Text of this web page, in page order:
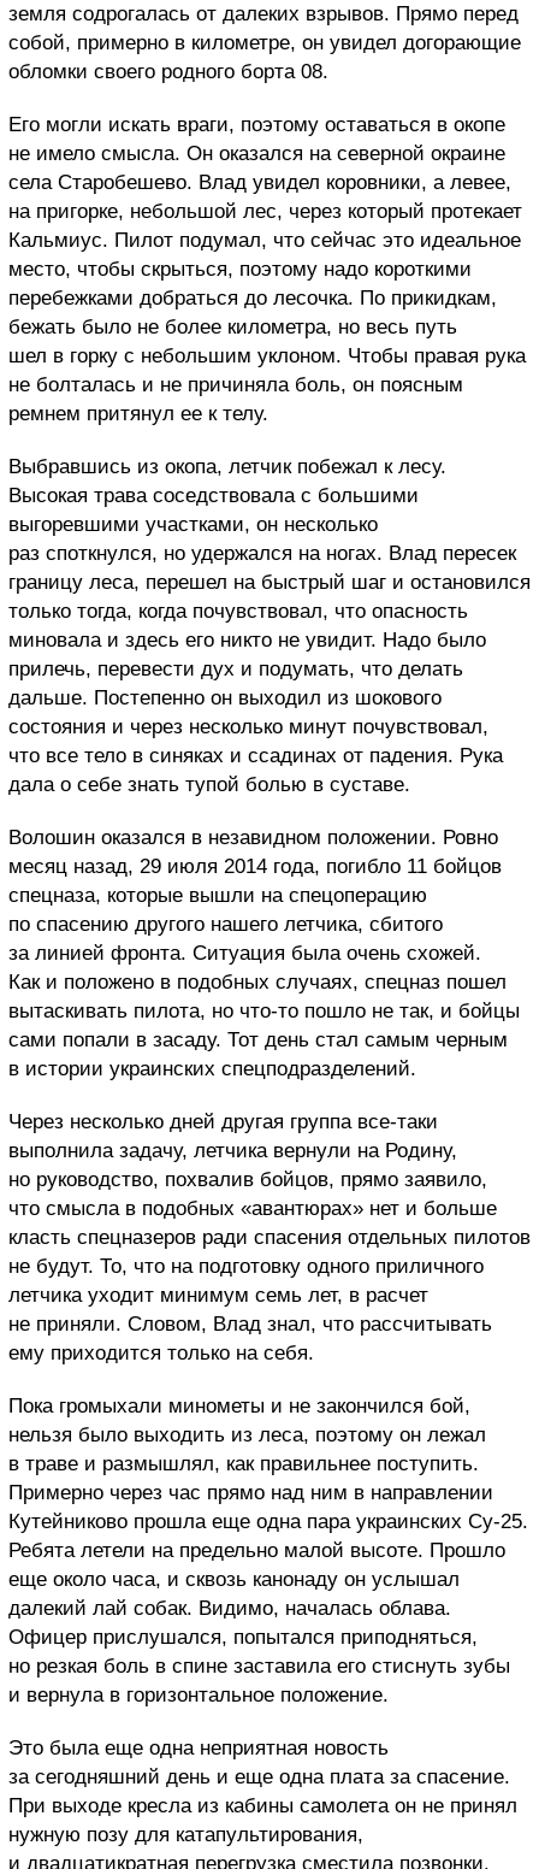
земля содрогалась от далеких взрывов. Прямо перед
собой, примерно в километре, он увидел догорающие
обломки своего родного борта 08.
Его могли искать враги, поэтому оставаться в окопе
не имело смысла. Он оказался на северной окраине
села Старобешево. Влад увидел коровники, а левее,
на пригорке, небольшой лес, через который протекает
Кальмиус. Пилот подумал, что сейчас это идеальное
место, чтобы скрыться, поэтому надо короткими
перебежками добраться до лесочка. По прикидкам,
бежать было не более километра, но весь путь
шел в горку с небольшим уклоном. Чтобы правая рука
не болталась и не причиняла боль, он поясным
ремнем притянул ее к телу.
Выбравшись из окопа, летчик побежал к лесу.
Высокая трава соседствовала с большими
выгоревшими участками, он несколько
раз споткнулся, но удержался на ногах. Влад пересек
границу леса, перешел на быстрый шаг и остановился
только тогда, когда почувствовал, что опасность
миновала и здесь его никто не увидит. Надо было
прилечь, перевести дух и подумать, что делать
дальше. Постепенно он выходил из шокового
состояния и через несколько минут почувствовал,
что все тело в синяках и ссадинах от падения. Рука
дала о себе знать тупой болью в суставе.
Волошин оказался в незавидном положении. Ровно
месяц назад, 29 июля 2014 года, погибло 11 бойцов
спецназа, которые вышли на спецоперацию
по спасению другого нашего летчика, сбитого
за линией фронта. Ситуация была очень схожей.
Как и положено в подобных случаях, спецназ пошел
вытаскивать пилота, но что-то пошло не так, и бойцы
сами попали в засаду. Тот день стал самым черным
в истории украинских спецподразделений.
Через несколько дней другая группа все-таки
выполнила задачу, летчика вернули на Родину,
но руководство, похвалив бойцов, прямо заявило,
что смысла в подобных «авантюрах» нет и больше
класть спецназеров ради спасения отдельных пилотов
не будут. То, что на подготовку одного приличного
летчика уходит минимум семь лет, в расчет
не приняли. Словом, Влад знал, что рассчитывать
ему приходится только на себя.
Пока громыхали минометы и не закончился бой,
нельзя было выходить из леса, поэтому он лежал
в траве и размышлял, как правильнее поступить.
Примерно через час прямо над ним в направлении
Кутейниково прошла еще одна пара украинских Су-25.
Ребята летели на предельно малой высоте. Прошло
еще около часа, и сквозь канонаду он услышал
далекий лай собак. Видимо, началась облава.
Офицер прислушался, попытался приподняться,
но резкая боль в спине заставила его стиснуть зубы
и вернула в горизонтальное положение.
Это была еще одна неприятная новость
за сегодняшний день и еще одна плата за спасение.
При выходе кресла из кабины самолета он не принял
нужную позу для катапультирования,
и двадцатикратная перегрузка сместила позвонки.